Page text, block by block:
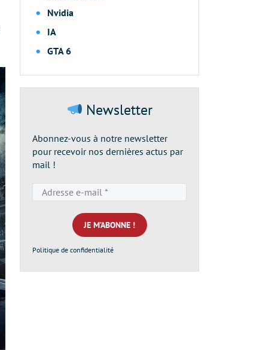
Nvidia
IA
GTA 6
Newsletter
Abonnez-vous à notre newsletter
pour recevoir nos dernières actus par
mail !
e-
mail
*
Politique de confidentialité